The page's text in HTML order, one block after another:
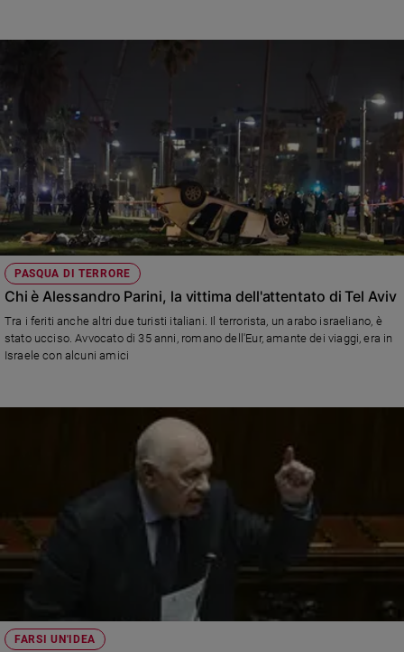
PASQUA DI TERRORE
Chi è Alessandro Parini, la vittima dell'attentato di Tel Aviv
Tra i feriti anche altri due turisti italiani. Il terrorista, un arabo israeliano, è
stato ucciso. Avvocato di 35 anni, romano dell'Eur, amante dei viaggi, era in
Israele con alcuni amici
FARSI UN'IDEA